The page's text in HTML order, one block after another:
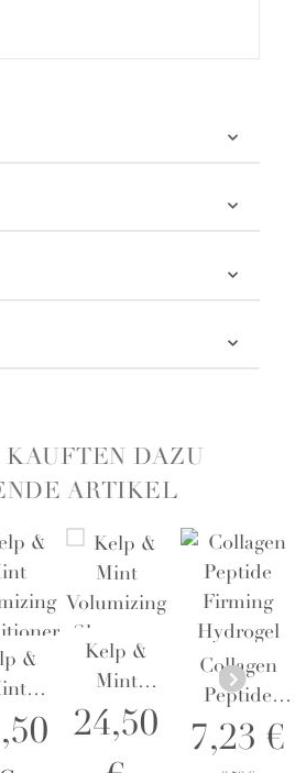
KAUFTEN DAZU
ARTIKEL
&
Kelp &
Mint
Volumizing
Shampoo
24,50
Collagen
Peptide
Firming
Hydrogel
7,23 €